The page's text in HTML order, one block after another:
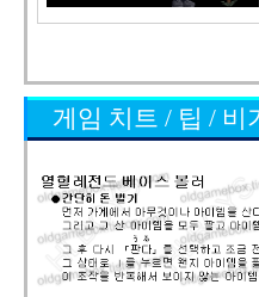
게임 치트 / 팁 / 비